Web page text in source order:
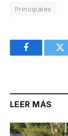
Principales
Facebook
LEER MÁS